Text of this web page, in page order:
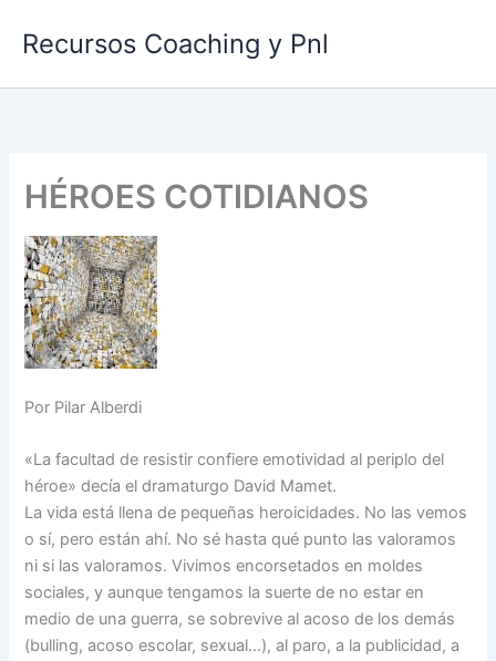
Recursos Coaching y Pnl
HÉROES COTIDIANOS
Por Pilar Alberdi
«La facultad de resistir confiere emotividad al periplo del
héroe» decía el dramaturgo David Mamet.
La vida está llena de pequeñas heroicidades. No las vemos
o sí, pero están ahí. No sé hasta qué punto las valoramos
ni si las valoramos. Vivimos encorsetados en moldes
sociales, y aunque tengamos la suerte de no estar en
medio de una guerra, se sobrevive al acoso de los demás
(bulling, acoso escolar, sexual…), al paro, a la publicidad, a